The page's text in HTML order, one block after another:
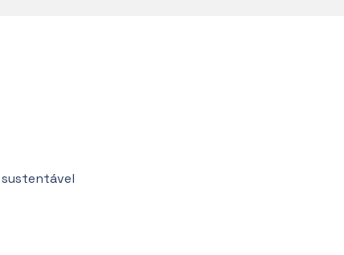
sustentável